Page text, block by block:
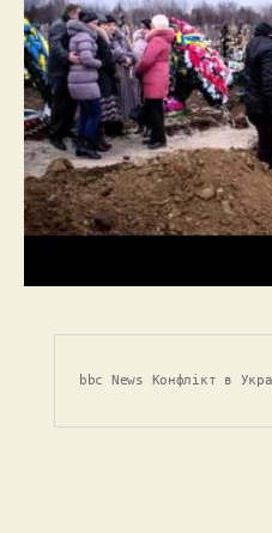
bbc News Конфлікт в